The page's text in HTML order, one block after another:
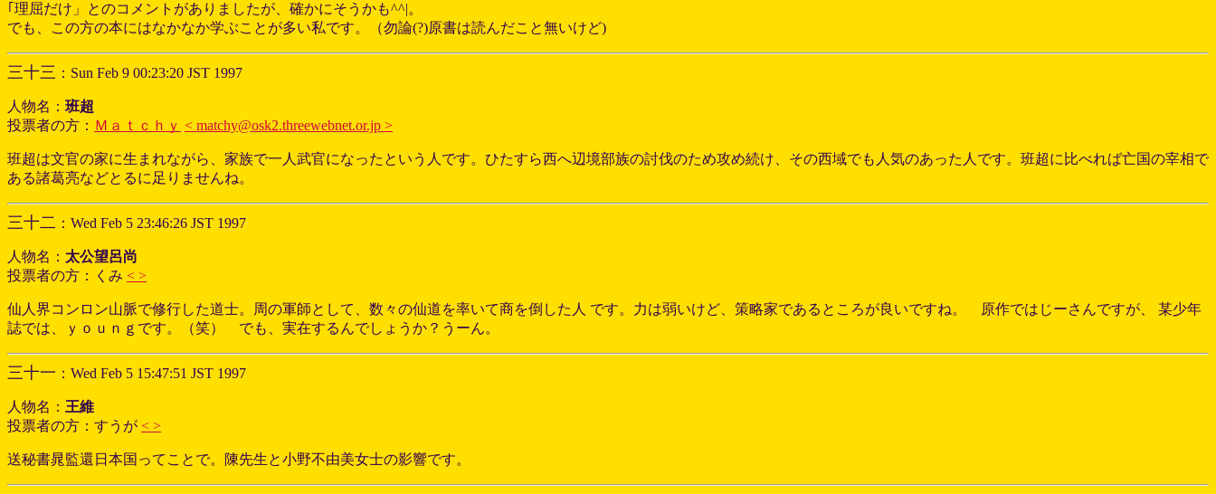
｢理屈だけ」とのコメントがありましたが、確かにそうかも^^|。
でも、この方の本にはなかなか学ぶことが多い私です。（勿論(?)原書は読んだこと無いけど)
三十三 ：Sun Feb 9 00:23:20 JST 1997
人物名： 班超
投票者の方： Ｍａｔｃｈｙ < matchy@osk2.threewebnet.or.jp >
班超は文官の家に生まれながら、家族で一人武官になったという人です。ひたすら西へ辺境部族の討伐のため攻め続け、その西域でも人気のあった人です。班超に比べれば亡国の宰相で
ある諸葛亮などとるに足りませんね。
三十二 ：Wed Feb 5 23:46:26 JST 1997
人物名： 太公望呂尚
投票者の方：くみ < >
仙人界コンロン山脈で修行した道士。周の軍師として、数々の仙道を率いて商を倒した人 です。力は弱いけど、策略家であるところが良いですね。 原作ではじーさんですが、 某少年
誌では、ｙｏｕｎｇです。（笑） でも、実在するんでしょうか？うーん。
三十一 ：Wed Feb 5 15:47:51 JST 1997
人物名： 王維
投票者の方：すうが < >
送秘書晁監還日本国ってことで。陳先生と小野不由美女士の影響です。